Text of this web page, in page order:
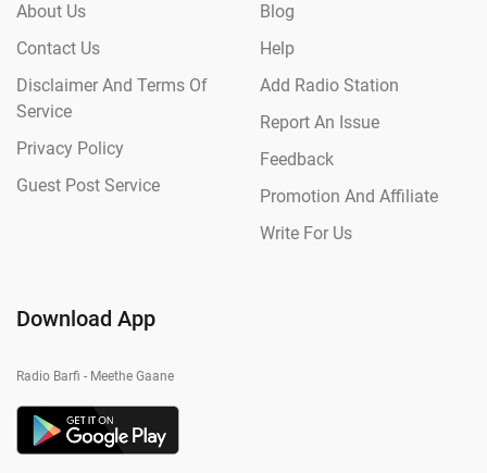
About Us
Contact Us
Disclaimer And Terms Of
Service
Privacy Policy
Guest Post Service
Blog
Help
Add Radio Station
Report An Issue
Feedback
Promotion And Affiliate
Write For Us
Download App
Radio Barfi - Meethe Gaane